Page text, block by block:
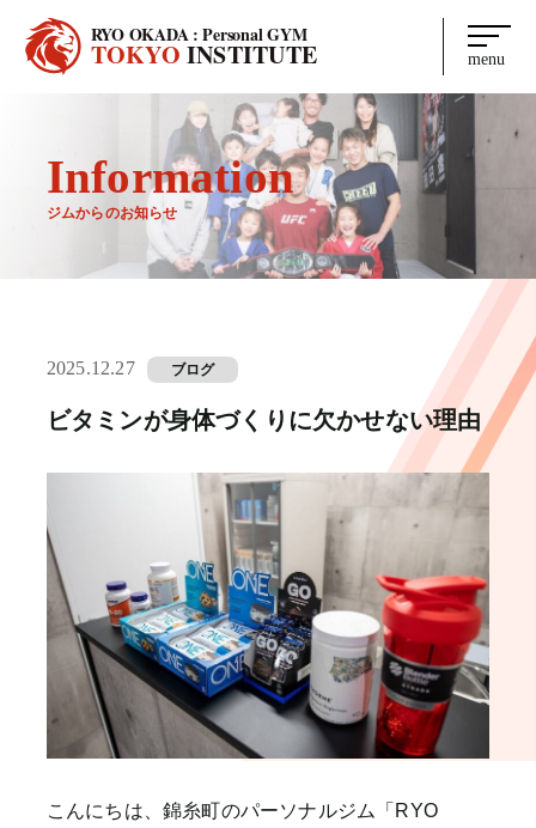
RYO OKADA : Personal GYM
TOKYO INSTITUTE menu
Information
ジムからのお知らせ
2025.12.27 ブログ
ビタミンが身体づくりに欠かせない理由
こんにちは、錦糸町のパーソナルジム「RYO